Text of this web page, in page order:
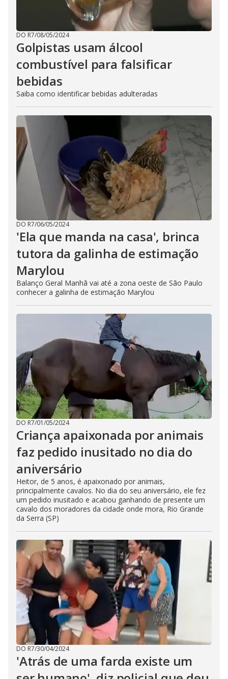
DO R7/08/05/2024
Golpistas usam álcool
combustível para falsificar
bebidas
Saiba como identificar bebidas adulteradas
DO R7/06/05/2024
'Ela que manda na casa', brinca
tutora da galinha de estimação
Marylou
Balanço Geral Manhã vai até a zona oeste de São Paulo
conhecer a galinha de estimação Marylou
DO R7/01/05/2024
Criança apaixonada por animais
faz pedido inusitado no dia do
aniversário
Heitor, de 5 anos, é apaixonado por animais,
principalmente cavalos. No dia do seu aniversário, ele fez
um pedido inusitado e acabou ganhando de presente um
cavalo dos moradores da cidade onde mora, Rio Grande
da Serra (SP)
DO R7/30/04/2024
'Atrás de uma farda existe um